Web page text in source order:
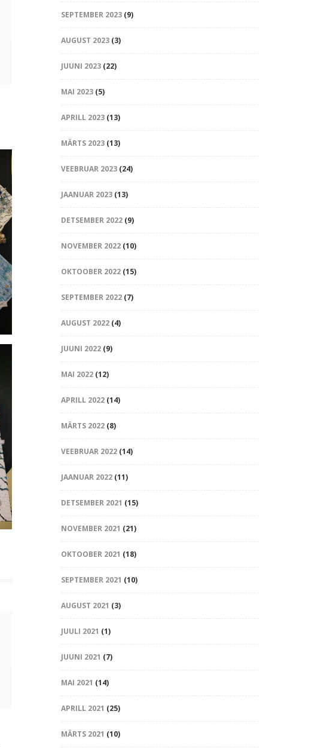
SEPTEMBER 2023(9)
AUGUST 2023(3)
JUUNI 2023(22)
MAI 2023(5)
APRILL 2023(13)
MÄRTS 2023(13)
VEEBRUAR 2023(24)
JAANUAR 2023(13)
DETSEMBER 2022(9)
NOVEMBER 2022(10)
OKTOOBER 2022(15)
SEPTEMBER 2022(7)
AUGUST 2022(4)
JUUNI 2022(9)
MAI 2022(12)
APRILL 2022(14)
MÄRTS 2022(8)
VEEBRUAR 2022(14)
JAANUAR 2022(11)
DETSEMBER 2021 (15)
NOVEMBER 2021 (21)
OKTOOBER 2021 (18)
SEPTEMBER 2021 (10)
AUGUST 2021 (3)
JUULI 2021 (1)
JUUNI 2021 (7)
MAI 2021 (14)
APRILL 2021 (25)
MÄRTS 2021 (10)